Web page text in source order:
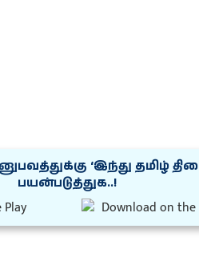
‘இந்து தமிழ்
பயன்படுத்துக..!